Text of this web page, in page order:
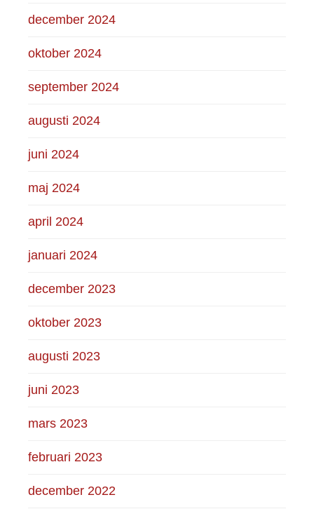
december 2024
oktober 2024
september 2024
augusti 2024
juni 2024
maj 2024
april 2024
januari 2024
december 2023
oktober 2023
augusti 2023
juni 2023
mars 2023
februari 2023
december 2022